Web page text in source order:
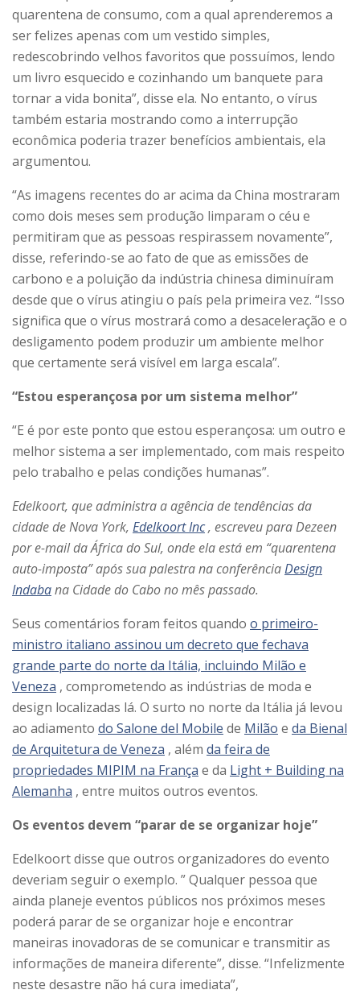
quarentena de consumo, com a qual aprenderemos a
ser felizes apenas com um vestido simples,
redescobrindo velhos favoritos que possuímos, lendo
um livro esquecido e cozinhando um banquete para
tornar a vida bonita”, disse ela. No entanto, o vírus
também estaria mostrando como a interrupção
econômica poderia trazer benefícios ambientais, ela
argumentou.
“As imagens recentes do ar acima da China mostraram
como dois meses sem produção limparam o céu e
permitiram que as pessoas respirassem novamente”,
disse, referindo-se ao fato de que as emissões de
carbono e a poluição da indústria chinesa diminuíram
desde que o vírus atingiu o país pela primeira vez. “Isso
significa que o vírus mostrará como a desaceleração e o
desligamento podem produzir um ambiente melhor
que certamente será visível em larga escala”.
“Estou esperançosa por um sistema melhor”
“E é por este ponto que estou esperançosa: um outro e
melhor sistema a ser implementado, com mais respeito
pelo trabalho e pelas condições humanas”.
Edelkoort, que administra a agência de tendências da
cidade de Nova York, Edelkoort Inc, escreveu para Dezeen
por e-mail da África do Sul, onde ela está em “quarentena
auto-imposta” após sua palestra na conferênciaDesign
Indabana Cidade do Cabo no mês passado.
Seus comentários foram feitos quando o primeiro-
ministro italiano assinou um decreto que fechava
grande parte do norte da Itália, incluindo Milão e
Veneza , comprometendo as indústrias de moda e
design localizadas lá. O surto no norte da Itália já levou
ao adiamento do Salone del Mobile de Milão e da Bienal
de Arquitetura de Veneza , além da feira de
propriedades MIPIM na França e da Light + Building na
Alemanha , entre muitos outros eventos.
Os eventos devem “parar de se organizar hoje”
Edelkoort disse que outros organizadores do evento
deveriam seguir o exemplo. ” Qualquer pessoa que
ainda planeje eventos públicos nos próximos meses
poderá parar de se organizar hoje e encontrar
maneiras inovadoras de se comunicar e transmitir as
informações de maneira diferente”, disse. “Infelizmente
neste desastre não há cura imediata”,